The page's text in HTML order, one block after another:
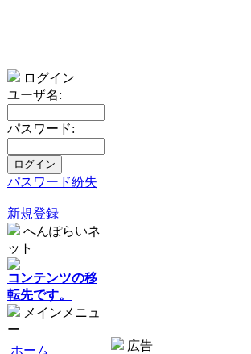
ログイン
ユーザ名:
パスワード:
パスワード紛失
新規登録
へんぽらいネ
ット
コンテンツの移
転先です。
メインメニュ
ー
ホーム
広告